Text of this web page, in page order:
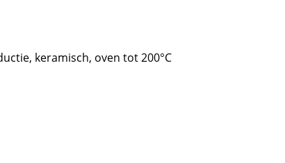
, keramisch, oven tot 200°C